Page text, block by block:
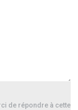
de répondre à cette